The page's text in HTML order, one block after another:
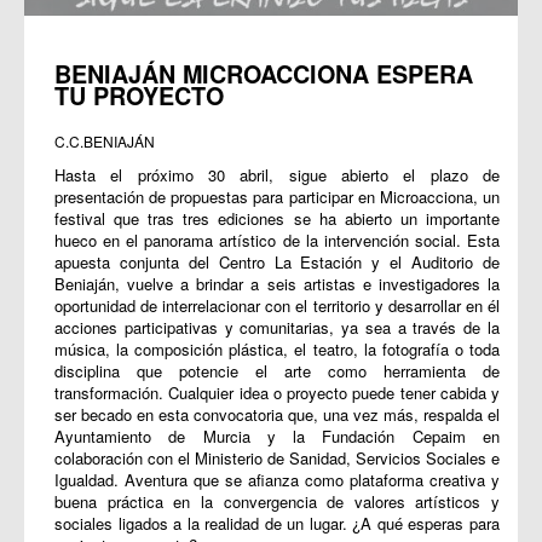
BENIAJÁN MICROACCIONA ESPERA
TU PROYECTO
C.C.BENIAJÁN
Hasta el próximo 30 abril, sigue abierto el plazo de
presentación de propuestas para participar en Microacciona, un
festival que tras tres ediciones se ha abierto un importante
hueco en el panorama artístico de la intervención social. Esta
apuesta conjunta del Centro La Estación y el Auditorio de
Beniaján, vuelve a brindar a seis artistas e investigadores la
oportunidad de interrelacionar con el territorio y desarrollar en él
acciones participativas y comunitarias, ya sea a través de la
música, la composición plástica, el teatro, la fotografía o toda
disciplina que potencie el arte como herramienta de
transformación. Cualquier idea o proyecto puede tener cabida y
ser becado en esta convocatoria que, una vez más, respalda el
Ayuntamiento de Murcia y la Fundación Cepaim en
colaboración con el Ministerio de Sanidad, Servicios Sociales e
Igualdad. Aventura que se afianza como plataforma creativa y
buena práctica en la convergencia de valores artísticos y
sociales ligados a la realidad de un lugar. ¿A qué esperas para